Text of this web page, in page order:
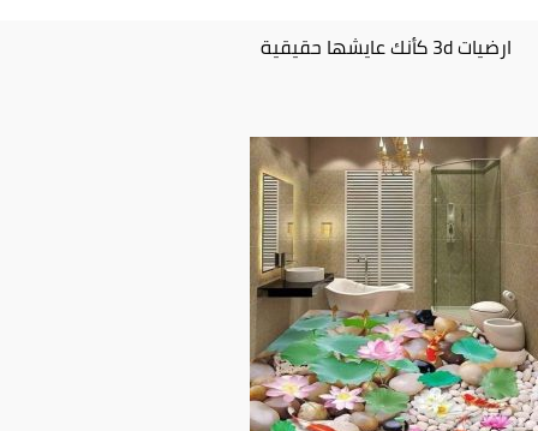
ارضيات 3d كأنك عايشها حقيقية